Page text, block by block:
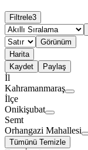
Filtrele3
Görünüm
Harita
Kaydet
Paylaş
İl
Kahramanmaraş
İlçe
Onikişubat
Semt
Orhangazi Mahallesi
Tümünü Temizle